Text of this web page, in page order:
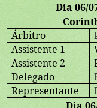
Dia 06/
Árbitro
Assistente 1
Assistente 2
Delegado
Representante